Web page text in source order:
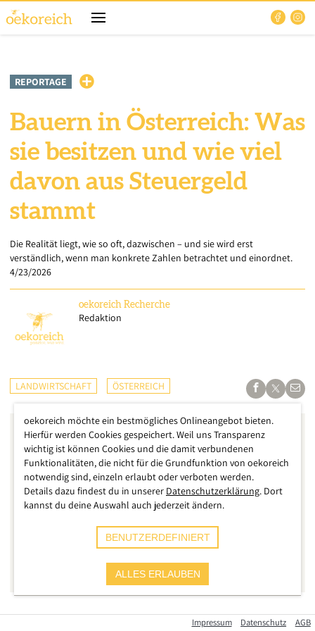
REPORTAGE
Bauern in Österreich: Was
sie besitzen und wie viel
davon aus Steuergeld
stammt
Die Realität liegt, wie so oft, dazwischen – und sie wird erst
verständlich, wenn man konkrete Zahlen betrachtet und einordnet.
4/23/2026
oekoreich Recherche
Redaktion
LANDWIRTSCHAFT ÖSTERREICH
Die Frage, wie viel Bäuerinnen und Bauern in Österreich
Impressum Datenschutz AGB
oekoreich möchte ein bestmögliches Onlineangebot bieten.
Hierfür werden Cookies gespeichert. Weil uns Transparenz
wichtig ist können Cookies und die damit verbundenen
Funktionalitäten, die nicht für die Grundfunktion von oekoreich
notwendig sind, einzeln erlaubt oder verboten werden.
Details dazu findest du in unserer Datenschutzerklärung. Dort
kannst du deine Auswahl auch jederzeit ändern.
BENUTZERDEFINIERT
ALLES ERLAUBEN